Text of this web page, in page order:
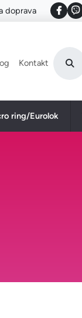
doprava
Kontakt
ring/Eurolok